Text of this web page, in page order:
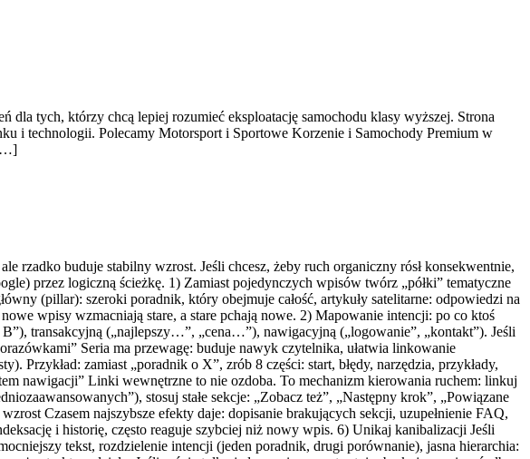
dla tych, którzy chcą lepiej rozumieć eksploatację samochodu klasy wyższej. Strona
i technologii. Polecamy Motorsport i Sportowe Korzenie i Samochody Premium w
[…]
rzadko buduje stabilny wzrost. Jeśli chcesz, żeby ruch organiczny rósł konsekwentnie,
przez logiczną ścieżkę. 1) Zamiast pojedynczych wpisów twórz „półki” tematyczne
(pillar): szeroki poradnik, który obejmuje całość, artykuły satelitarne: odpowiedzi na
wpisy wzmacniają stare, a stare pchają nowe. 2) Mapowanie intencji: po co ktoś
transakcyjną („najlepszy…”, „cena…”), nawigacyjną („logowanie”, „kontakt”). Jeśli
Seria ma przewagę: buduje nawyk czytelnika, ułatwia linkowanie
Przykład: zamiast „poradnik o X”, zrób 8 części: start, błędy, narzędzia, przykłady,
nawigacji” Linki wewnętrzne to nie ozdoba. To mechanizm kierowania ruchem: linkuj
stosuj stałe sekcje: „Zobacz też”, „Następny krok”, „Powiązane
Czasem najszybsze efekty daje: dopisanie brakujących sekcji, uzupełnienie FAQ,
i historię, często reaguje szybciej niż nowy wpis. 6) Unikaj kanibalizacji Jeśli
tekst, rozdzielenie intencji (jeden poradnik, drugi porównanie), jasna hierarchia: